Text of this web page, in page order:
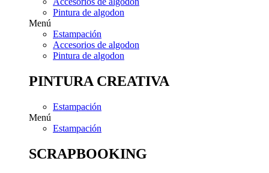
Pintura de algodon
Menú
Estampación
Accesorios de algodon
Pintura de algodon
PINTURA CREATIVA
Estampación
Menú
Estampación
SCRAPBOOKING